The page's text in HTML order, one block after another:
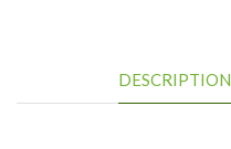
DESCRIPTION